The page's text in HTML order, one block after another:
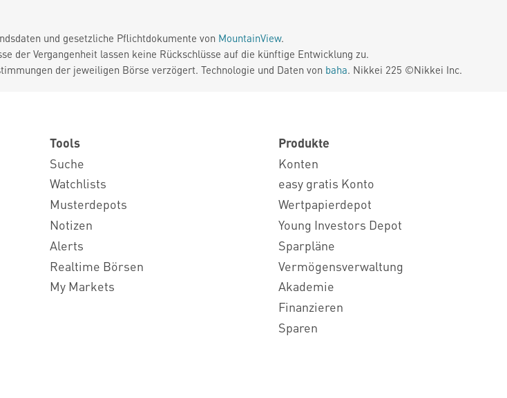
und gesetzliche Pflichtdokumente von MountainView.
der Vergangenheit lassen keine Rückschlüsse auf die künftige Entwicklung zu.
der jeweiligen Börse verzögert. Technologie und Daten von baha. Nikkei 225 ©Nikkei Inc.
Tools
Suche
Watchlists
Musterdepots
Notizen
Alerts
Realtime Börsen
My Markets
Produkte
Konten
easy gratis Konto
Wertpapierdepot
Young Investors Depot
Sparpläne
Vermögensverwaltung
Akademie
Finanzieren
Sparen